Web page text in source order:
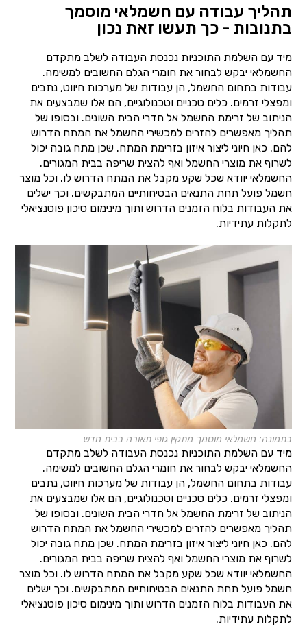
תהליך עבודה עם חשמלאי מוסמך
בתנובות - כך תעשו זאת נכון
מיד עם השלמת התוכניות נכנסת העבודה לשלב מתקדם
החשמלאי יבקש לבחור את חומרי הגלם החשובים למשימה.
עבודות בתחום החשמל, הן עבודות של מערכות חיווט, נתבים
ומפצלי זרמים. כלים טכניים וטכנולוגיים, הם אלו שמבצעים את
הניתוב של זרימת החשמל אל חדרי הבית השונים. ובסופו של
תהליך מאפשרים להזרים למכשירי החשמל את המתח הדרוש
להם. כאן חיוני ליצור איזון בזרימת המתח. שכן מתח גובה יכול
לשרוף את מוצרי החשמל ואף להצית שריפה בבית המגורים.
החשמלאי יוודא שכל שקע מקבל את המתח הדרוש לו. וכל מוצר
חשמל פועל תחת התנאים הבטיחותיים המתבקשים. וכך ישלים
את העבודות בלוח הזמנים הדרוש ותוך מינימום סיכון פוטנציאלי
לתקלות עתידיות.
בתמונה: חשמלאי מוסמך מתקין גופי תאורה בבית חדש
מיד עם השלמת התוכניות נכנסת העבודה לשלב מתקדם
החשמלאי יבקש לבחור את חומרי הגלם החשובים למשימה.
עבודות בתחום החשמל, הן עבודות של מערכות חיווט, נתבים
ומפצלי זרמים. כלים טכניים וטכנולוגיים, הם אלו שמבצעים את
הניתוב של זרימת החשמל אל חדרי הבית השונים. ובסופו של
תהליך מאפשרים להזרים למכשירי החשמל את המתח הדרוש
להם. כאן חיוני ליצור איזון בזרימת המתח. שכן מתח גובה יכול
לשרוף את מוצרי החשמל ואף להצית שריפה בבית המגורים.
החשמלאי יוודא שכל שקע מקבל את המתח הדרוש לו. וכל מוצר
חשמל פועל תחת התנאים הבטיחותיים המתבקשים. וכך ישלים
את העבודות בלוח הזמנים הדרוש ותוך מינימום סיכון פוטנציאלי
לתקלות עתידיות.